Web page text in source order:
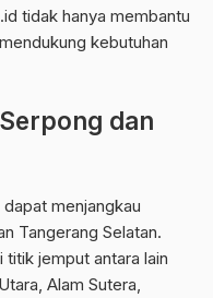
tidak hanya membantu
kebutuhan
dan
menjangkau
Tangerang Selatan.
jemput antara lain
Alam Sutera,